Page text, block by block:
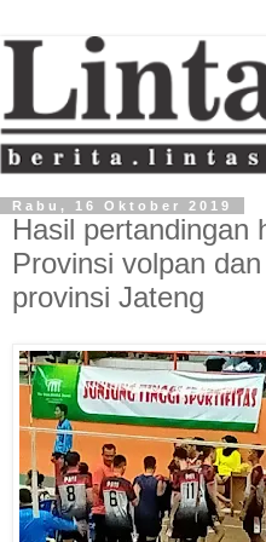
Rabu, 16 Oktober 2019
Hasil pertandingan
Provinsi volpan
provinsi Jateng